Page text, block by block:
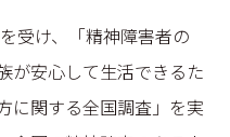
受け、「精神障害者の
が安心して生活できるた
に関する全国調査」を実